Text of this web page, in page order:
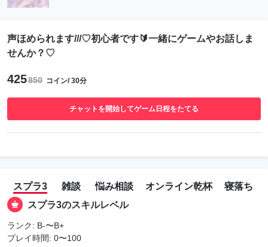
声ほめられます///♡初心者です🔰一緒にゲームやお話しま
せんか？♡
425850 コイン/ 30分
チャットを開始してゲーム日程をたてる
スプラ3 雑談 悩み相談 オンライン乾杯 寝落ち
スプラ3のスキルレベル
ランク: B-〜B+
プレイ時間: 0〜100